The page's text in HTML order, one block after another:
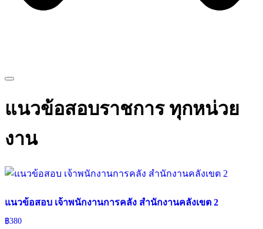
แนวข้อสอบราชการ ทุกหน่วย
งาน
แนวข้อสอบ เจ้าพนักงานการคลัง สำนักงานคลังเขต 2
฿380